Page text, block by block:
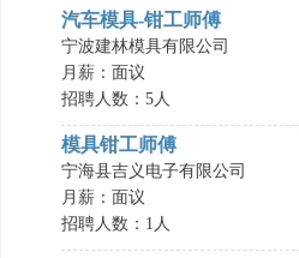
汽车模具-钳工师傅
宁波建林模具有限公司
月薪：面议
招聘人数：5人
模具钳工师傅
宁海县吉义电子有限公司
月薪：面议
招聘人数：1人